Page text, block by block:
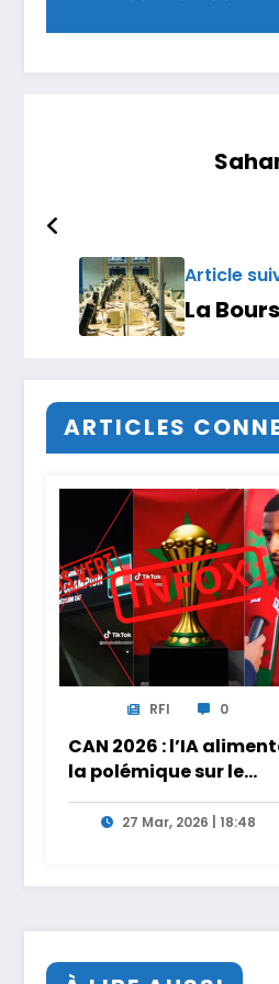
Article
La
ARTICLES
RFI 0
CAN 2026 : l’IA
la polémique sur le
vainqueur de la finale
27 Mar, 2026 | 18:48